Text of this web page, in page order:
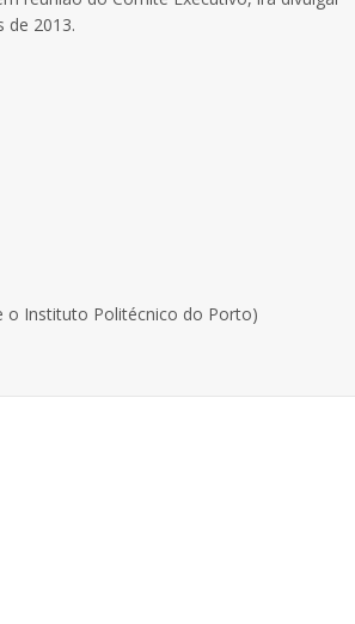
de 2013.
o Instituto Politécnico do Porto)